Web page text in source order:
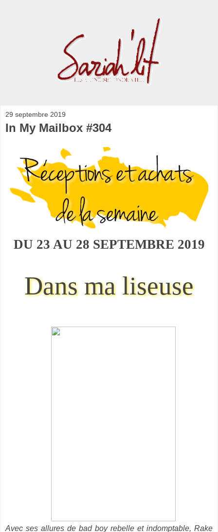
29 septembre 2019
In My Mailbox #304
DU 23 AU 28 SEPTEMBRE 2019
Dans ma liseuse
Avec ses allures de bad boy rebelle et indomptable, Rake